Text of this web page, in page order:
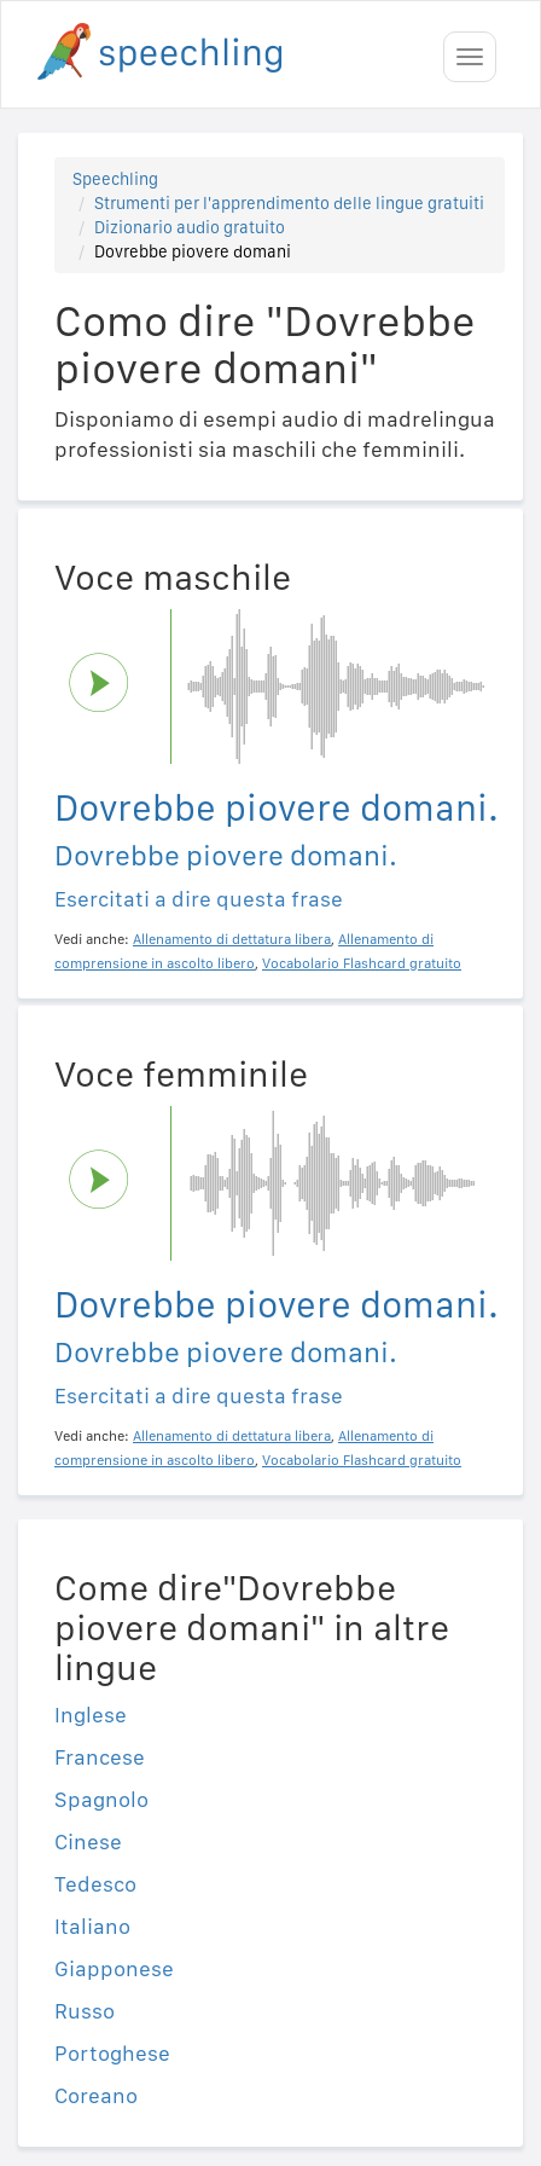
Toggle
Speechling
Strumenti per l'apprendimento delle lingue gratuiti
Dizionario audio gratuito
Dovrebbe piovere domani
Como dire "Dovrebbe
piovere domani"
Disponiamo di esempi audio di madrelingua
professionisti sia maschili che femminili.
Voce maschile
Dovrebbe piovere domani.
Dovrebbe piovere domani.
Esercitati a dire questa frase
Vedi anche: Allenamento di dettatura libera, Allenamento di
comprensione in ascolto libero, Vocabolario Flashcard gratuito
Voce femminile
Dovrebbe piovere domani.
Dovrebbe piovere domani.
Esercitati a dire questa frase
Vedi anche: Allenamento di dettatura libera, Allenamento di
comprensione in ascolto libero, Vocabolario Flashcard gratuito
Come dire"Dovrebbe
piovere domani" in altre
lingue
Inglese
Francese
Spagnolo
Cinese
Tedesco
Italiano
Giapponese
Russo
Portoghese
Coreano